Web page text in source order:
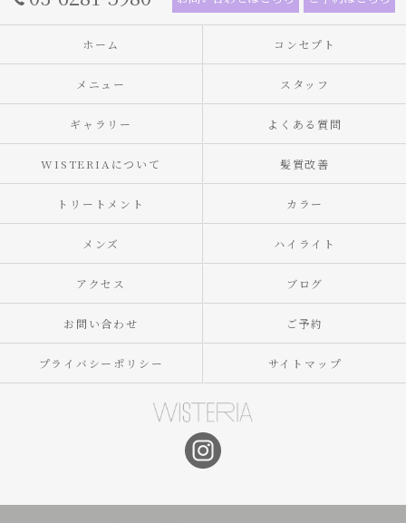
ホーム コンセプト
メニュー スタッフ
ギャラリー よくある質問
WISTERIAについて 髪質改善
トリートメント カラー
メンズ ハイライト
アクセス ブログ
お問い合わせ ご予約
プライバシーポリシー サイトマップ